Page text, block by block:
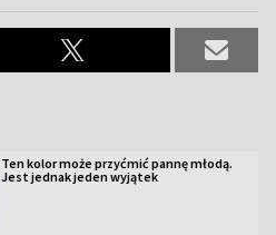
Ten kolor może przyćmić pannę młodą.
Jest jednak jeden wyjątek